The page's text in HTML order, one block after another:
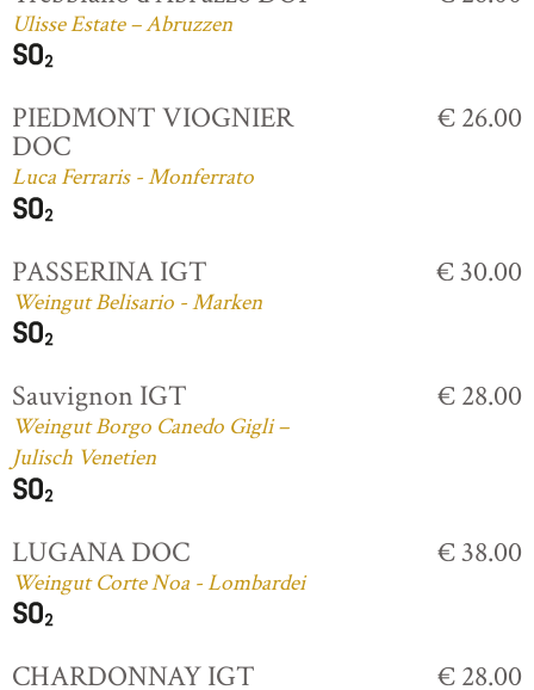
Ulisse Estate – Abruzzen
PIEDMONT VIOGNIER
DOC
Luca Ferraris - Monferrato
€ 26.00
PASSERINA IGT
Weingut Belisario - Marken
€ 30.00
Sauvignon IGT
Weingut Borgo Canedo Gigli –
Julisch Venetien
€ 28.00
LUGANA DOC
Weingut Corte Noa - Lombardei
€ 38.00
CHARDONNAY IGT € 28.00